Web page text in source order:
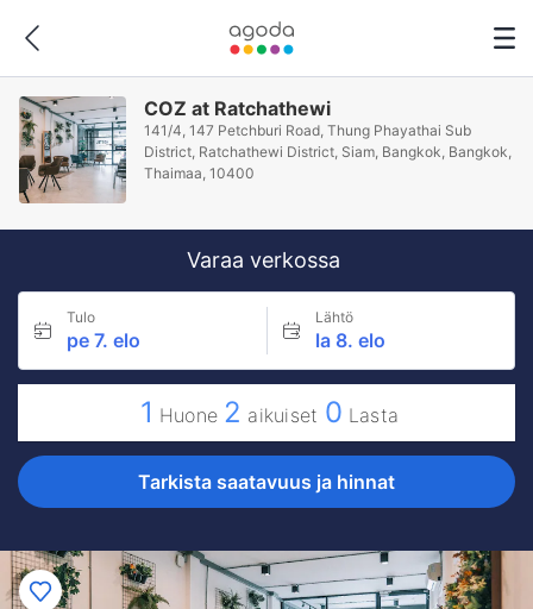
COZ at Ratchathewi
141/4, 147 Petchburi Road, Thung Phayathai Sub
District, Ratchathewi District, Siam, Bangkok, Bangkok,
Thaimaa, 10400
Varaa verkossa
Tulo
pe 7. elo
Lähtö
la 8. elo
1 Huone 2 aikuiset 0 Lasta
Tarkista saatavuus ja hinnat